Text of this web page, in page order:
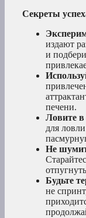
Секреты
издают
и
печени.
Ловите
для
Не
Будьте
не